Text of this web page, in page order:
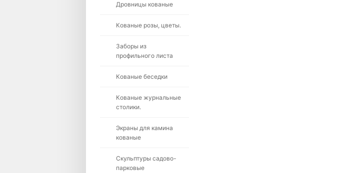
Дровницы кованые
Кованые розы, цветы.
Заборы из
профильного листа
Кованые беседки
Кованые журнальные
столики.
Экраны для камина
кованые
Скульптуры садово-
парковые